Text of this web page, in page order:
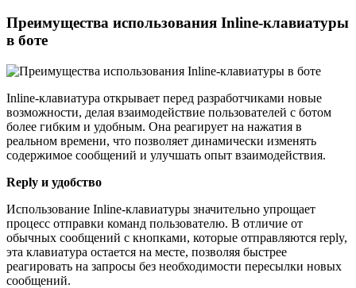
Преимущества использования Inline-клавиатуры
в боте
Inline-клавиатура открывает перед разработчиками новые
возможности, делая взаимодействие пользователей с ботом
более гибким и удобным. Она реагирует на нажатия в
реальном времени, что позволяет динамически изменять
содержимое сообщений и улучшать опыт взаимодействия.
Reply и удобство
Использование Inline-клавиатуры значительно упрощает
процесс отправки команд пользователю. В отличие от
обычных сообщений с кнопками, которые отправляются reply,
эта клавиатура остается на месте, позволяя быстрее
реагировать на запросы без необходимости пересылки новых
сообщений.